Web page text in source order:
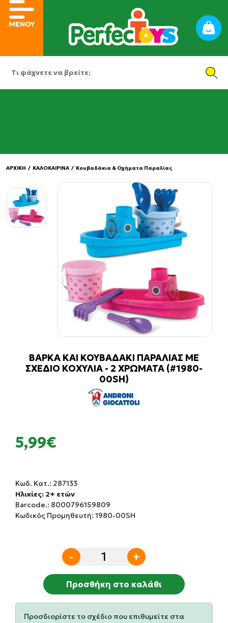
ΜΕΝΟΥ
ΑΡΧΙΚΗ / ΚΑΛΟΚΑΙΡΙΝΑ / Κουβαδάκια & Οχήματα Παραλίας
ΒΑΡΚΑ ΚΑΙ ΚΟΥΒΑΔΑΚΙ ΠΑΡΑΛΙΑΣ ΜΕ
ΣΧΕΔΙΟ ΚΟΧΥΛΙΑ - 2 ΧΡΩΜΑΤΑ (#1980-
00SH)
5,99€
Κωδ. Κατ.: 287133
Ηλικίες: 2+ ετών
Barcode.: 8000796159809
Κωδικός Προμηθευτή: 1980-00SH
- +
Προσθήκη στο καλάθι
Προσδιορίστε το σχέδιο που επιθυμείτε στα